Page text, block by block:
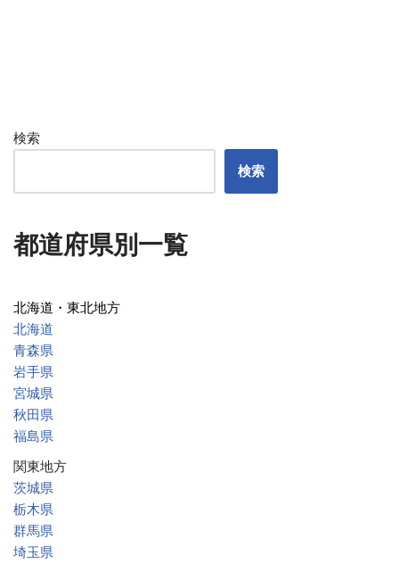
検索
検索
都道府県別一覧
北海道・東北地方
北海道
青森県
岩手県
宮城県
秋田県
福島県
関東地方
茨城県
栃木県
群馬県
埼玉県